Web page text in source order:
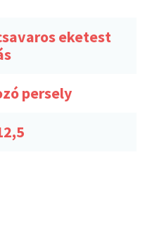
eketest
persely